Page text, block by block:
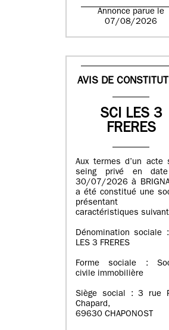
Annonce parue le
07/08/2026
AVIS DE
SCI LES 3
FRERES
Aux termes d’un acte
seing privé en
30/07/2026 à
a été constitué une
présentant
caractéristiques
Dénomination sociale
LES 3 FRERES
Forme sociale :
civile immobilière
Siège social : 3 rue
Chapard,
69630 CHAPONOST